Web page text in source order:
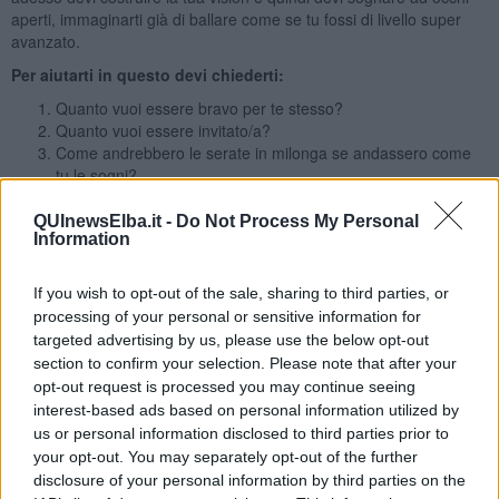
QUInewsElba.it - Do Not Process My Personal
Information
If you wish to opt-out of the sale, sharing to third parties, or
processing of your personal or sensitive information for
targeted advertising by us, please use the below opt-out
section to confirm your selection. Please note that after your
opt-out request is processed you may continue seeing
interest-based ads based on personal information utilized by
us or personal information disclosed to third parties prior to
your opt-out. You may separately opt-out of the further
disclosure of your personal information by third parties on the
aperti, immaginarti già di ballare come se tu fossi di livello super
avanzato.
Per aiutarti in questo devi chiederti:
Quanto vuoi essere bravo per te stesso?
Quanto vuoi essere invitato/a?
Come andrebbero le serate in milonga se andassero come
tu le sogni?
Rispondi alle domande rendendole ricche di emozioni come se tu le
vivessi veramente.
Richard Bandler,uno dei fondatori della PNL dice: “Se credi di
poter raggiungere ciò che vuoi, dai a te stesso la libertà di
raggiungerlo”.
Vuol dire che miri secondo le convinzioni che tu ti sei creato su te
stesso: “Non so ballare che miro a fare?” oppure “Non so ballare
non mi inviterà nessuno”. Cambia le tue convinzioni per cambiare i
risultati ottenuti fino ad ora. Guardati dal di fuori, guardati come se
tu fossi spettatore della tua serata in milonga, ora sei libero di
riscrivere la tua identità di tanguero/a e di essere migliore più di